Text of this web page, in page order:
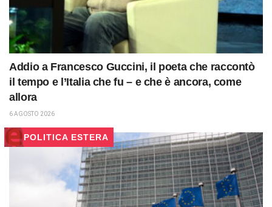
Addio a Francesco Guccini, il poeta che raccontò
il tempo e l’Italia che fu – e che è ancora, come
allora
6 AGOSTO 2026
POLITICA ESTERA